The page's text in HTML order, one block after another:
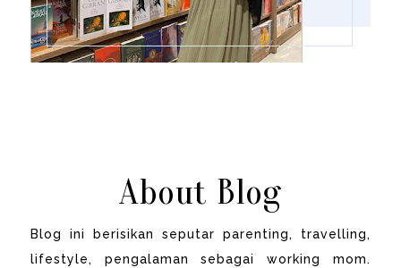
About Blog
Blog ini berisikan seputar parenting, travelling,
lifestyle, pengalaman sebagai working mom.